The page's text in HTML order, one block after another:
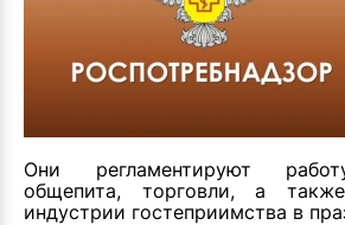
Они регламентируют
общепита, торговли, а
индустрии гостеприимства в